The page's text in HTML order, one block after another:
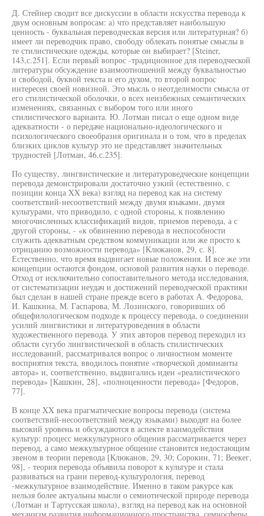
Д. Стейнер сводит все дискуссии в области искусства перевода к
двум основным вопросам: а) что представляет наибольшую
ценность - буквальная переводческая версия или литературная? б)
имеет ли переводчик право, свободу облекать понятые смыслы в
те стилистические одежды, которые он выбирает? [Steiner,
143,с.251]. Если первый вопрос -традиционное для переводческой
литературы обсуждение взаимоотношений между буквальностью
и свободой, буквой текста и его духом, то второй вопрос
интересен своей новизной. Это мысль о неотделимости смысла от
его стилистической оболочки, о всех неизбежных семантических
изменениях, связанных с выбором того или иного
стилистического варианта. Ю. Лотман писал о еще одном виде
адекватности - о передаче национально-идеологического и
психологического своеобразия оригинала и о том, что в пределах
близких циклов культур это не представляет значительных
трудностей [Лотман, 46,с.235].
По существу, лингвистические и литературоведческие концепции
перевода демонстрировали достаточно узкий (естественно, с
позиции конца XX века) взгляд на перевод как на систему
соответствий-несоответствий между двумя языками, двумя
культурами, что приводило, с одной стороны, к появлению
многочисленных классификаций видов, приемов перевода, а с
другой стороны, - «к обвинению перевода в неспособности
служить адекватным средством коммуникации или же просто к
отрицанию возможности перевода» [Клюканов, 29, с. 8].
Естественно, что время выдвигает новые положения. И все же эти
концепции остаются фондом, основой развития науки о переводе.
Отход от исключительно сопоставительного метода исследования,
от систематизации неудач и достижений переводческой практики
был сделан в нашей стране прежде всего в работах А. Федорова,
И. Кашкина, М. Гаспарова, М. Лозинского, говоривших об
общефилологическом подходе к процессу перевода, о соединении
усилий лингвистики и литературоведения в области
художественного перевода. У этих авторов перевод переходил из
области сугубо лингвистической в область стилистических
исследований, рассматривался вопрос о личностном моменте
восприятия текста, вводилось понятие «творческой доминанты
автора» и, соответственно, выдвигались идеи «реалистического
перевода» [Кашкин, 28], «полноценности перевода» [Федоров,
77].
В конце XX века прагматические вопросы перевода (система
соответствий-несоответствий между языками) выходят на более
высокий уровень и обсуждаются в аспекте взаимодействия
культур: процесс межкультурного общения рассматривается через
перевод, а само межкультурное общение становится недостающим
звеном в теории перевода [Клюканов, 29, 30; Сорокин, 71; Веекег,
98], - теория перевода объявила поворот к культуре и стала
развиваться на грани перевод-культурология, перевод
-межкультурное взаимодействие. Именно в таком ракурсе как
нельзя более актуальны мысли о семиотической природе перевода
(Лотман и Тартусская школа), взгляд на перевод как на основной